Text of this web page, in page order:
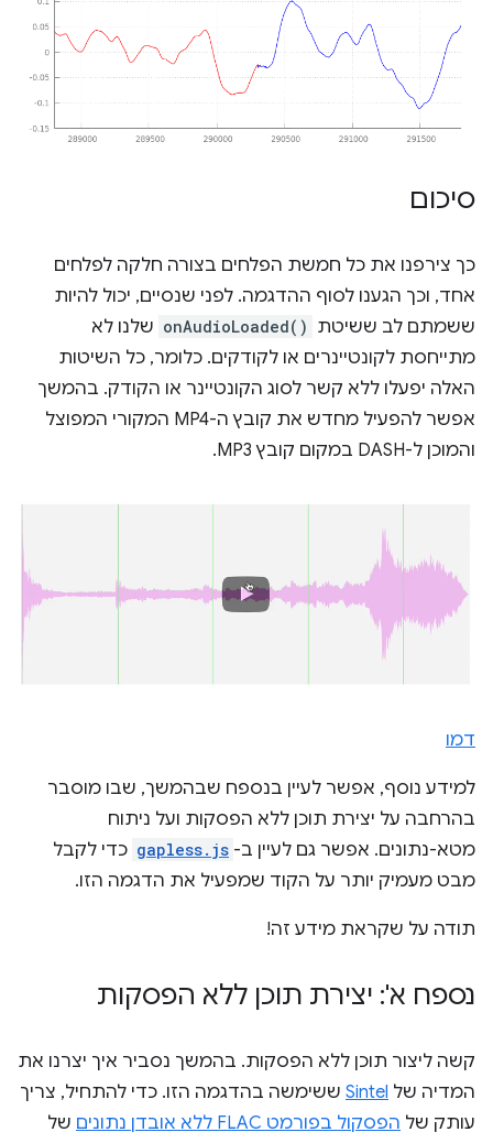
סיכום
כך צירפנו את כל חמשת הפלחים בצורה חלקה לפלחים
אחד, וכך הגענו לסוף ההדגמה. לפני שנסיים, יכול להיות
ששמתם לב ששיטת onAudioLoaded() שלנו לא
מתייחסת לקונטיינרים או לקודקים. כלומר, כל השיטות
האלה יפעלו ללא קשר לסוג הקונטיינר או הקודק. בהמשך
אפשר להפעיל מחדש את קובץ ה-MP4 המקורי המפוצל
והמוכן ל-DASH במקום קובץ MP3.
דמו
למידע נוסף, אפשר לעיין בנספח שבהמשך, שבו מוסבר
בהרחבה על יצירת תוכן ללא הפסקות ועל ניתוח
מטא-נתונים. אפשר גם לעיין ב- gapless.js כדי לקבל
מבט מעמיק יותר על הקוד שמפעיל את הדגמה הזו.
תודה על שקראת מידע זה!
נספח א': יצירת תוכן ללא הפסקות
קשה ליצור תוכן ללא הפסקות. בהמשך נסביר איך יצרנו את
המדיה של Sintel ששימשה בהדגמה הזו. כדי להתחיל, צריך
עותק של הפסקול בפורמט FLAC ללא אובדן נתונים
של